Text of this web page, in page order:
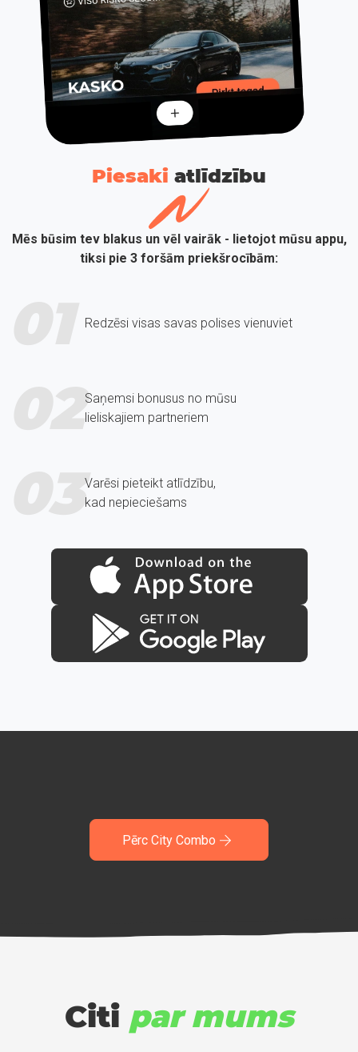
Piesaki atlīdzību
Mēs būsim tev blakus un vēl vairāk - lietojot mūsu appu,
tiksi pie 3 foršām priekšrocībām:
01 Redzēsi visas savas polises vienuviet
02Saņemsi bonusus no mūsu
lieliskajiem partneriem
03Varēsi pieteikt atlīdzību,
kad nepieciešams
Pērc City Combo
Citi par mums